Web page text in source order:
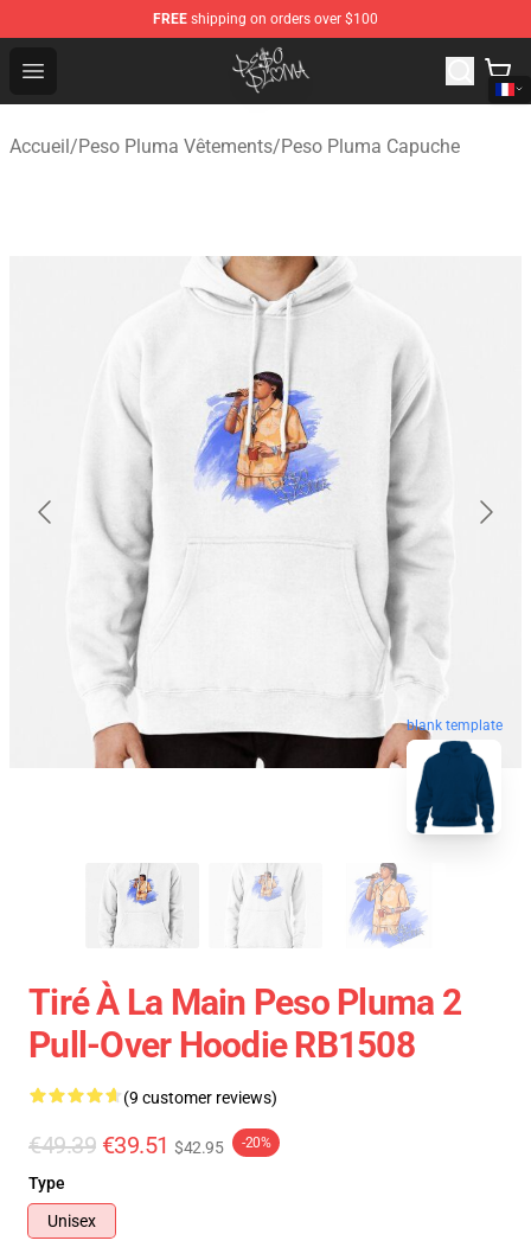
FREE shipping on orders over $100
Open menu
Peso Pluma Store - Official Peso Pluma Merchandise
Accueil/Peso Pluma Vêtements/Peso Pluma Capuche
blank template
Tiré À La Main Peso Pluma 2
Pull-Over Hoodie RB1508
(9 customer reviews)
€49.39 €39.51 $42.95 -20%
Type
Unisex